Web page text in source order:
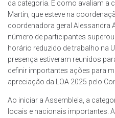
da categoria. É como avaliam a
Martin, que esteve na
coordenadora geral Alessandra
número de participantes
horário reduzido de trabalho na
presença estiveram reunidos
definir importantes ações para
apreciação da LOA 2025 pelo
Ao iniciar a Assembleia, a
locais e nacionais importantes.